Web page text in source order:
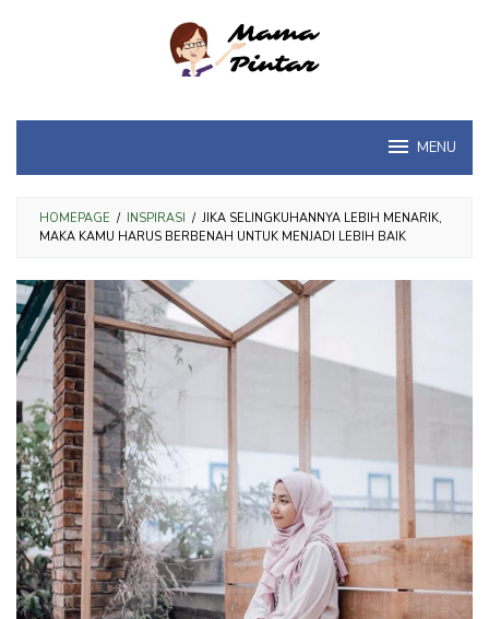
MENU
HOMEPAGE / INSPIRASI / JIKA SELINGKUHANNYA LEBIH MENARIK,
MAKA KAMU HARUS BERBENAH UNTUK MENJADI LEBIH BAIK